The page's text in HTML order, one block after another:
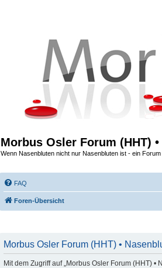
Morbus Osler Forum (HHT)
Wenn Nasenbluten nicht nur Nasenbluten ist - ein
FAQ
Foren-Übersicht
Morbus Osler Forum (HHT) •
Mit dem Zugriff auf „Morbus Osler Forum (HHT)